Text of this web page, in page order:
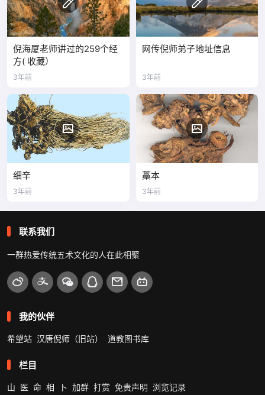
倪海厦老师讲过的259个经
方( 收藏）
3年前
网传倪师弟子地址信息
3年前
细辛
3年前
藁本
3年前
联系我们
一群热爱传统五术文化的人在此相聚
我的伙伴
希望站 汉唐倪师（旧站） 道教图书库
栏目
山 医 命 相 卜 加群 打赏 免责声明 浏览记录